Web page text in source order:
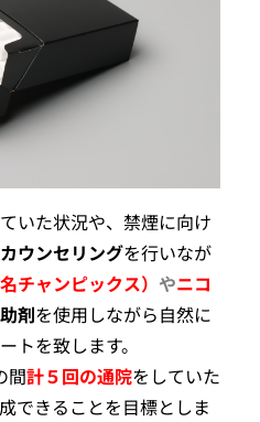
いた状況や、禁煙に向け
カウンセリングを行いなが
チャンピックス） やニコ
剤を使用しながら自然に
トを致します。
間計５回の通院をしていた
できることを目標としま